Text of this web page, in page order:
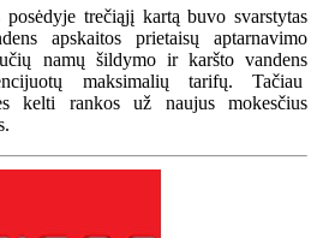
trečiąjį kartą buvo svarstytas
apskaitos prietaisų aptarnavimo
namų šildymo ir karšto vandens
maksimalių tarifų. Tačiau
kelti rankos už naujus mokesčius